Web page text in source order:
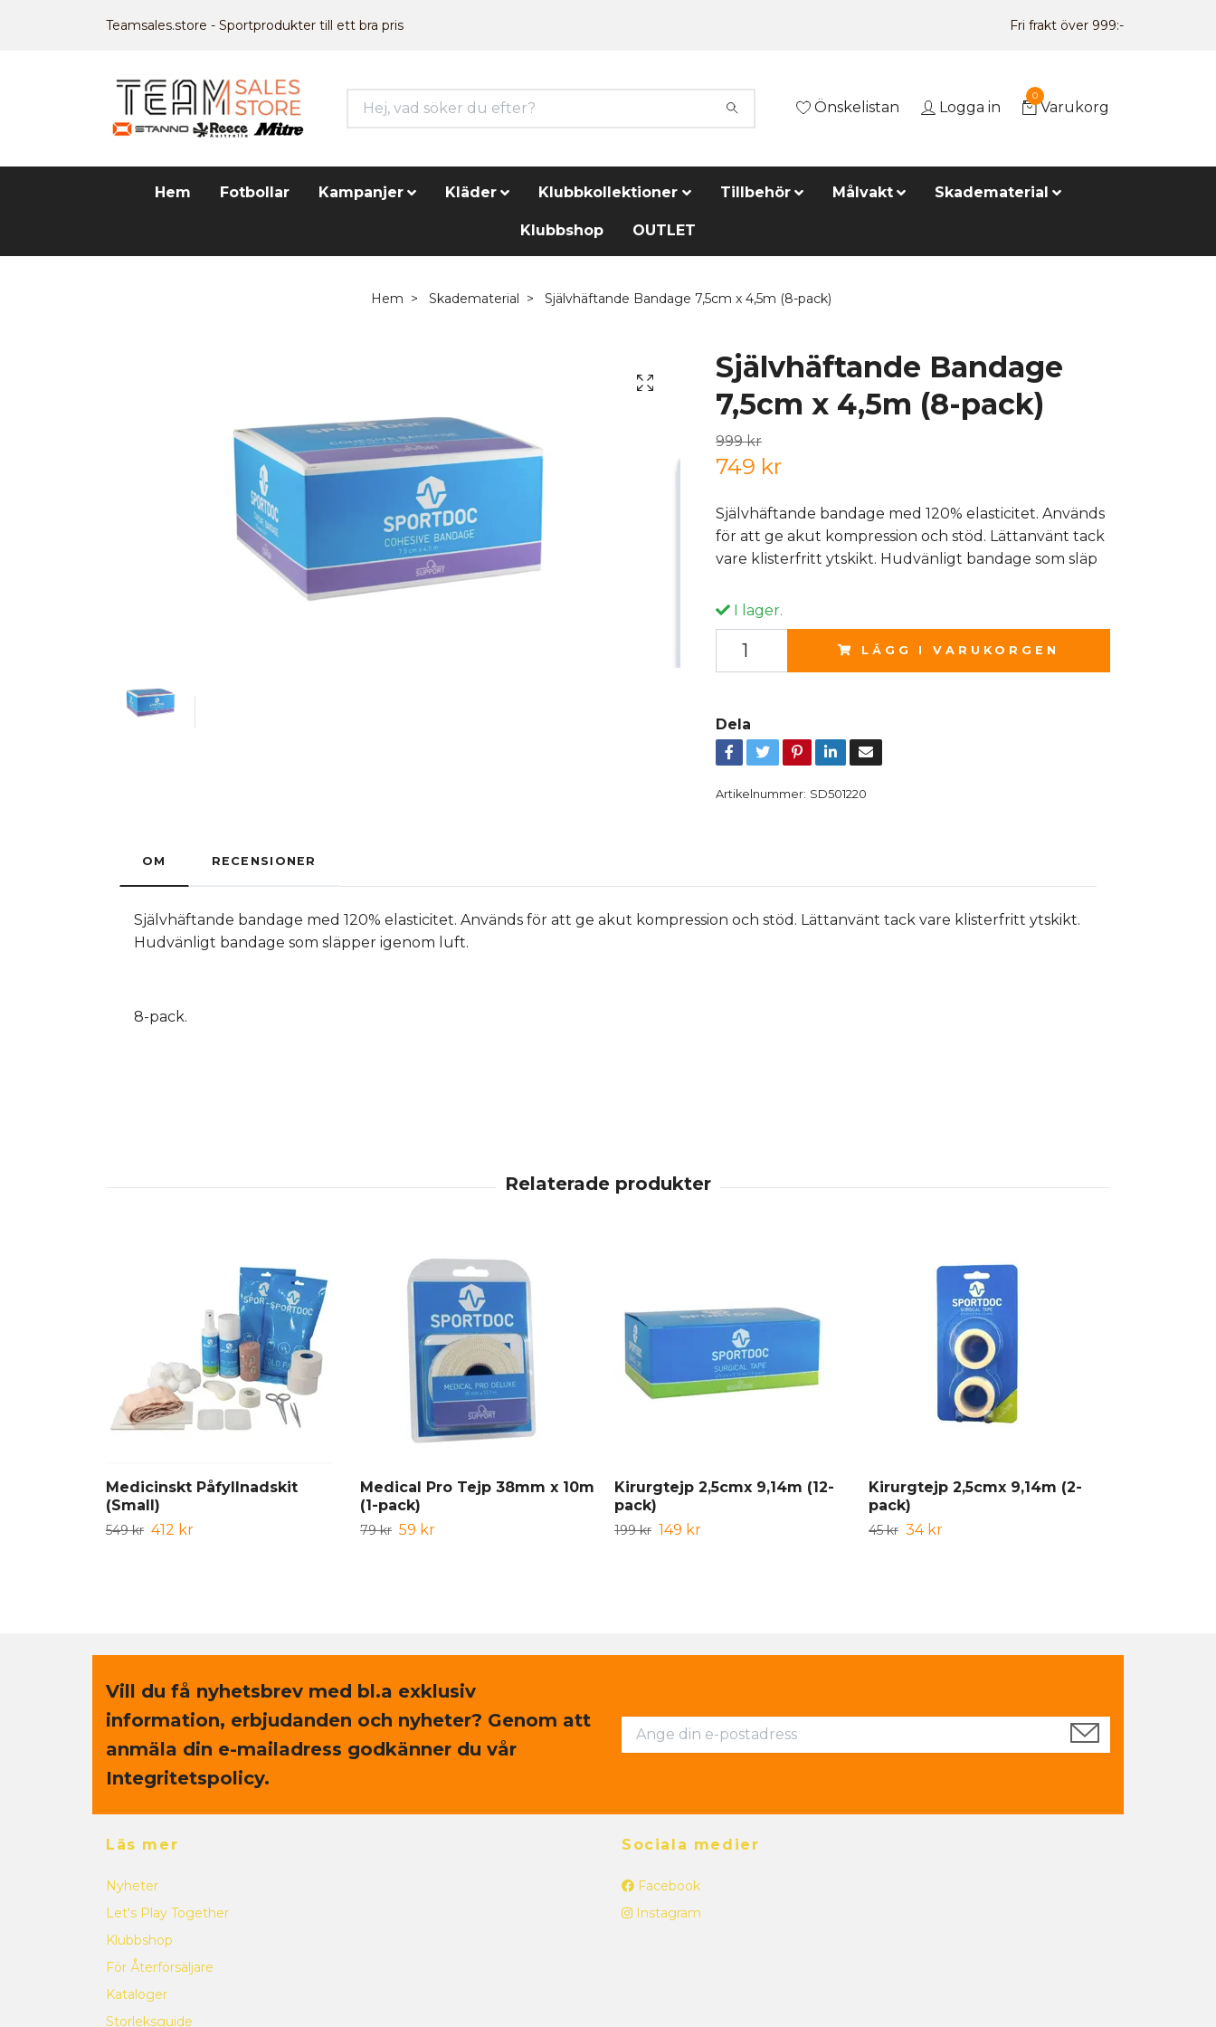
Teamsales.store - Sportprodukter till ett bra pris Fri frakt över 999:-
Önskelistan Logga in
0
Varukorg
Hem Fotbollar Kampanjer Kläder Klubbkollektioner Tillbehör Målvakt Skadematerial
Klubbshop OUTLET
Hem Skadematerial Självhäftande Bandage 7,5cm x 4,5m (8-pack)
Självhäftande Bandage
7,5cm x 4,5m (8-pack)
999 kr
749 kr
Självhäftande bandage med 120% elasticitet. Används
för att ge akut kompression och stöd. Lättanvänt tack
vare klisterfritt ytskikt. Hudvänligt bandage som släp
I lager.
LÄGG I VARUKORGEN
Dela
Artikelnummer: SD501220
OM RECENSIONER
Självhäftande bandage med 120% elasticitet. Används för att ge akut kompression och stöd. Lättanvänt tack vare klisterfritt ytskikt.
Hudvänligt bandage som släpper igenom luft.
8-pack.
Medicinskt Påfyllnadskit
(Small)
549 kr 412 kr
Medical Pro Tejp 38mm x 10m
(1-pack)
79 kr 59 kr
Kirurgtejp 2,5cmx 9,14m (12-
pack)
199 kr 149 kr
Kirurgtejp 2,5cmx 9,14m (2-
pack)
45 kr 34 kr
Vill du få nyhetsbrev med bl.a exklusiv
information, erbjudanden och nyheter? Genom att
anmäla din e-mailadress godkänner du vår
Integritetspolicy.
Läs mer
Nyheter
Let's Play Together
Klubbshop
För Återförsäljare
Kataloger
Storleksguide
Sociala medier
Facebook
Instagram